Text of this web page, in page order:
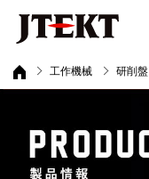
工作機械 研削盤